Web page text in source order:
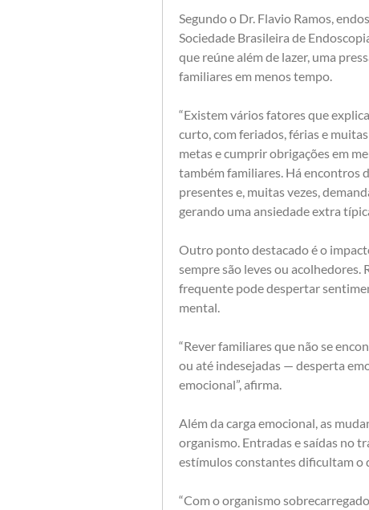
Segundo o Dr. Flavio Ramos,
Sociedade Brasileira de
que reúne além de lazer, uma
familiares em menos tempo.
“Existem vários fatores que
curto, com feriados, férias e
metas e cumprir obrigações em
também familiares. Há encontros
presentes e, muitas vezes,
gerando uma ansiedade extra
Outro ponto destacado é o
sempre são leves ou acolhedores.
frequente pode despertar
mental.
“Rever familiares que não se
ou até indesejadas — desperta
emocional”, afirma.
Além da carga emocional, as
organismo. Entradas e saídas no
estímulos constantes dificultam o
“Com o organismo